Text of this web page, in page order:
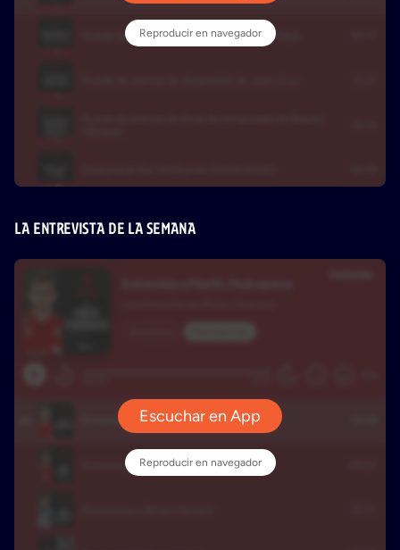
LA ENTREVISTA DE LA SEMANA